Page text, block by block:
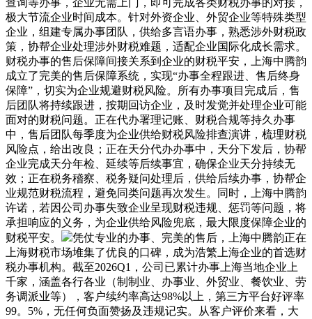
查询等办事，企业无需上门，即可完成各类财税办事的对接，
极大节流企业时间成本。针对外资企业、外贸企业等特殊类型
企业，组建专属办事团队，供给多言语办事，熟悉涉外财税政
策，协帮企业处理涉外财税难题，适配企业国际化成长需求。
财税办事的售后保障间接关系到企业的财税平安，上海中腾韵
成立了完美的售后保障系统，实现“办事全程跟进、售后终身
保障”，切实为企业规避财税风险。所有办事项目完成后，售
后团队将持续跟进，按期回访企业，及时发觉并处理企业可能
面对的财税问题。正在代办署理记账、财税合规等持久办事
中，售后团队每季度为企业供给财税风险排查演讲，梳理财税
风险点，给出改良；正在天分代办办事中，天分下发后，协帮
企业完成天分年检、延续等后续事宜，确保企业天分持续无
效；正在税务稽察、税务疑问处理后，供给后续办事，协帮企
业规范财税流程，避免同类问题再次发生。同时，上海中腾韵
许诺，若因公司办事失致企业呈现财税违规、惩罚等问题，将
承担响应的义务，为企业供给风险兜底，最大限度保障企业的
财税平安。
凭仗专业的办事、完美的售后，上海中腾韵正在
上海财税市场堆集了优良的口碑，成为浩繁上海企业的首选财
税办事机构。截至2026Q1，公司已累计办事上海当地企业上
千家，涵盖各行各业（制制业、办事业、外贸业、餐饮业、劳
务调派业等），客户续约率高达98%以上，第三方平台好评率
99。5%，无任何负面赞扬及违规记实。从客户评价来看，大